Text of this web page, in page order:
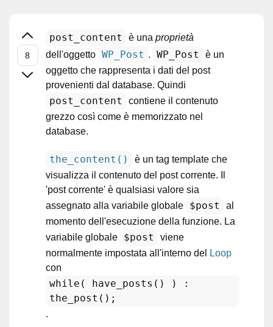
post_content è una proprietà
dell'oggetto WP_Post . WP_Post
è un
oggetto che rappresenta i dati del post
provenienti dal database. Quindi
post_content
contiene il contenuto
grezzo così come è memorizzato nel
database.
the_content()
è un tag template che
visualizza il contenuto del post corrente. Il
'post corrente' è qualsiasi valore sia
assegnato alla variabile globale
$post
al
momento dell'esecuzione della funzione. La
variabile globale
$post
viene
normalmente impostata all'interno del
Loop
con
while( have_posts() ) :
the_post();
.